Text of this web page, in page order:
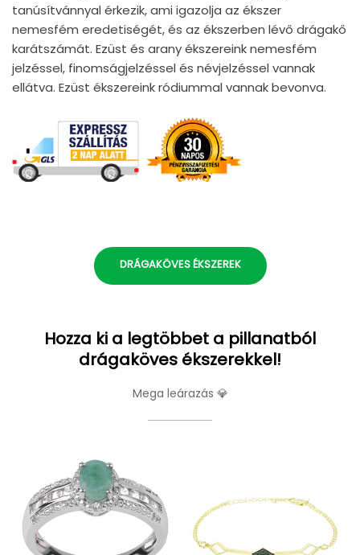
tanúsítvánnyal érkezik, ami igazolja az ékszer
nemesfém eredetiségét, és az ékszerben lévő drágakő
karátszámát. Ezüst és arany ékszereink nemesfém
jelzéssel, finomságjelzéssel és névjelzéssel vannak
ellátva. Ezüst ékszereink ródiummal vannak bevonva.
DRÁGAKÖVES ÉKSZEREK
Hozza ki a legtöbbet a pillanatból
drágaköves ékszerekkel!
Mega leárazás 💎